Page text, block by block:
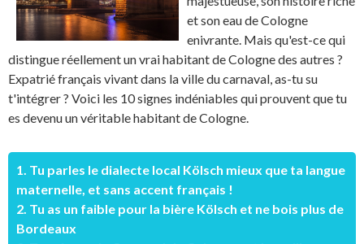
et son eau de Cologne
enivrante. Mais qu'est-ce qui
distingue réellement un vrai habitant de Cologne des autres ?
Expatrié français vivant dans la ville du carnaval, as-tu su
t'intégrer ? Voici les 10 signes indéniables qui prouvent que tu
es devenu un véritable habitant de Cologne.
1. Tu parles le dialecte local Kölsch mieux que ta langue
maternelle, et sans accent français !
2. Tu as un faible pour la bière Kölsch et ne bois plus de
Bordeaux